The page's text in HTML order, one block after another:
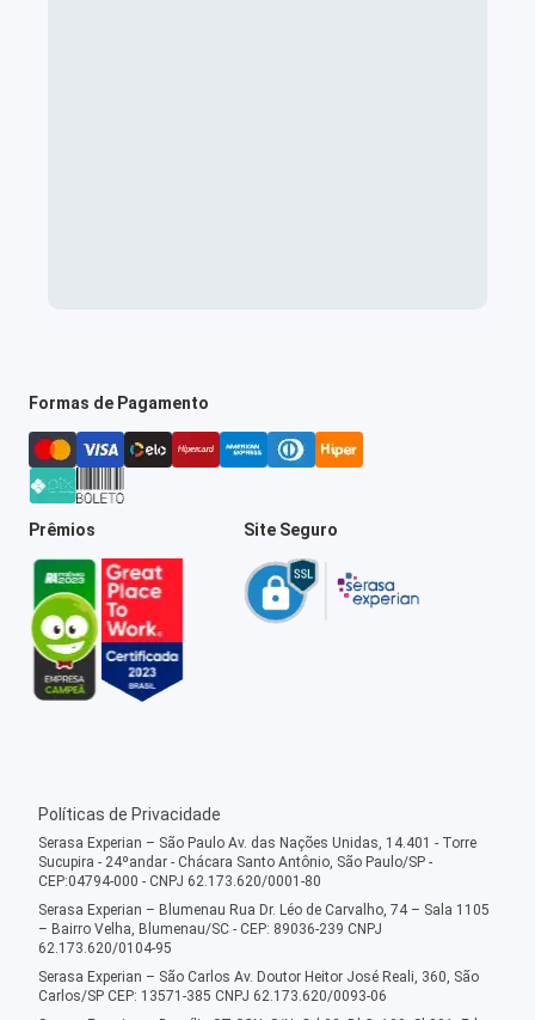
Formas de Pagamento
Prêmios Site Seguro
Políticas de Privacidade
Serasa Experian – São Paulo Av. das Nações Unidas, 14.401 - Torre
Sucupira - 24ºandar - Chácara Santo Antônio, São Paulo/SP -
CEP:04794-000 - CNPJ 62.173.620/0001-80
Serasa Experian – Blumenau Rua Dr. Léo de Carvalho, 74 – Sala 1105
– Bairro Velha, Blumenau/SC - CEP: 89036-239 CNPJ
62.173.620/0104-95
Serasa Experian – São Carlos Av. Doutor Heitor José Reali, 360, São
Carlos/SP CEP: 13571-385 CNPJ 62.173.620/0093-06